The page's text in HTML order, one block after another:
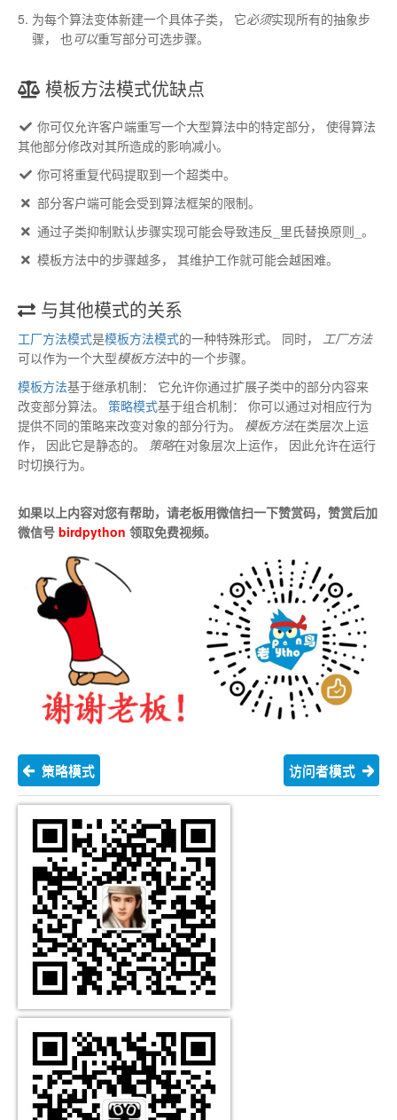
为每个算法变体新建一个具体子类， 它必须实现所有的抽象步
骤， 也可以重写部分可选步骤。
模板方法模式优缺点
你可仅允许客户端重写一个大型算法中的特定部分，
使得算法
其他部分修改对其所造成的影响减小。
你可将重复代码提取到一个超类中。
部分客户端可能会受到算法框架的限制。
通过子类抑制默认步骤实现可能会导致违反_里氏替换原则_ 。
模板方法中的步骤越多， 其维护工作就可能会越困难。
与其他模式的关系
工厂方法模式是模板方法模式的一种特殊形式。 同时，
工厂方法
可以作为一个大型模板方法中的一个步骤。
模板方法基于继承机制：
它允许你通过扩展子类中的部分内容来
改变部分算法。 策略模式基于组合机制：
你可以通过对相应行为
提供不同的策略来改变对象的部分行为。 模板方法在类层次上运
作， 因此它是静态的。 策略在对象层次上运作，
因此允许在运行
时切换行为。
如果以上内容对您有帮助，请老板用微信扫一下赞赏码，赞赏后加
微信号 birdpython 领取免费视频。
策略模式 访问者模式